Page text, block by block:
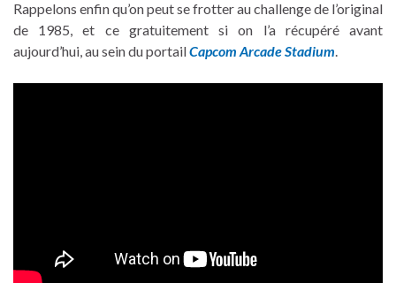
Rappelons enfin qu’on peut se frotter au challenge de l’original
de 1985, et ce gratuitement si on l’a récupéré avant
aujourd’hui, au sein du portailCapcom Arcade Stadium.